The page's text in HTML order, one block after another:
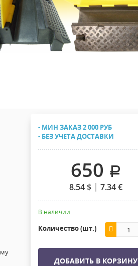
Лампы UV TUV HNS
Лампы видеопроекторные
Пускорегулирующая аппаратура
Готовые комплекты
Конструктор МИКРОСЦЕНА
Лебёдки и Аксессуары
Фермы Штативы Стойки
Защитные чехлы и Кейсы
6и канальные модули
Лежачий полицейский ИДН
- МИН ЗАКАЗ 2 000 РУБ
- БЕЗ УЧЕТА ДОСТАВКИ
650 .
8.54$ 7.34€
В наличии
Количество (шт.)
ДОБАВИТЬ В КОРЗИНУ